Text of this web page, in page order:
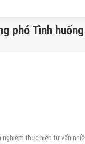
phó Tình
nghiệm thực hiện tư vấn